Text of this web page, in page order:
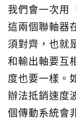
我們會一次用
這兩個聯軸器
須對齊，也就
和輸出軸要互
度也要一樣。
辦法抵銷速度
個傳動系統會